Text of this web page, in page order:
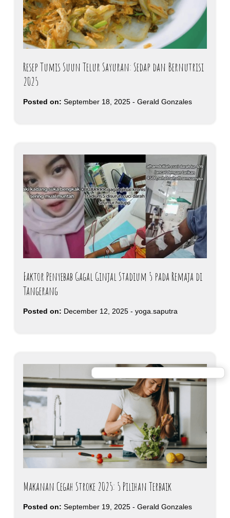
Resep Tumis Suun Telur Sayuran: Sedap dan Bernutrisi
2025
Posted on: September 18, 2025 - Gerald Gonzales
Faktor Penyebab Gagal Ginjal Stadium 5 pada Remaja di
Tangerang
Posted on: December 12, 2025 - yoga.saputra
Makanan Cegah Stroke 2025: 5 Pilihan Terbaik
Posted on: September 19, 2025 - Gerald Gonzales